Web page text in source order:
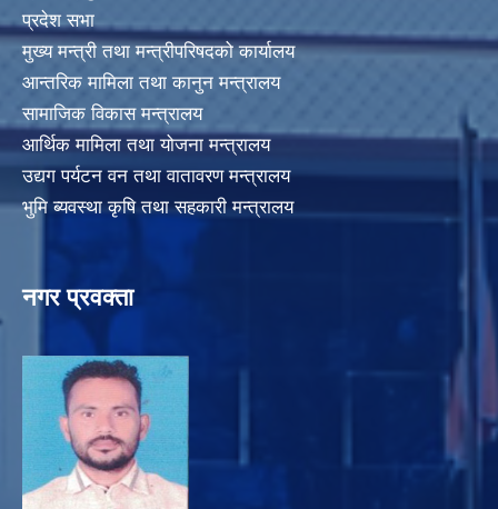
प्रदेश सभा
मुख्य मन्त्री तथा मन्त्रीपरिषदको कार्यालय
आन्तरिक मामिला तथा कानुन मन्त्रालय
सामाजिक विकास मन्त्रालय
आर्थिक मामिला तथा योजना मन्त्रालय
उद्यग पर्यटन वन तथा वातावरण मन्त्रालय
भुमि ब्यवस्था कृषि तथा सहकारी मन्त्रालय
नगर प्रवक्ता